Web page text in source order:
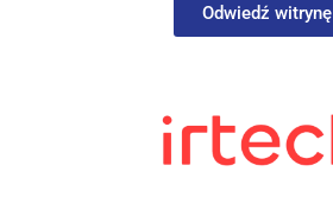
Odwiedź witrynę